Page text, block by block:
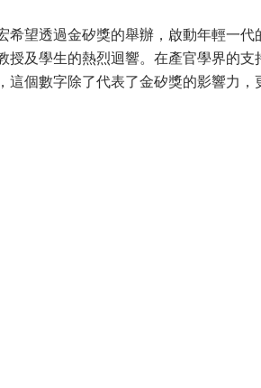
希望透過金矽獎的舉辦，啟動年輕一
授及學生的熱烈迴響。在產官學界的
這個數字除了代表了金矽獎的影響力，